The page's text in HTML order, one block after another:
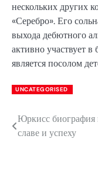
нескольких других
«Серебро». Его
выхода дебютного
активно участвует
является посолом
UNCATEGORISED
Навигация
Юркисс биография
славе и успеху